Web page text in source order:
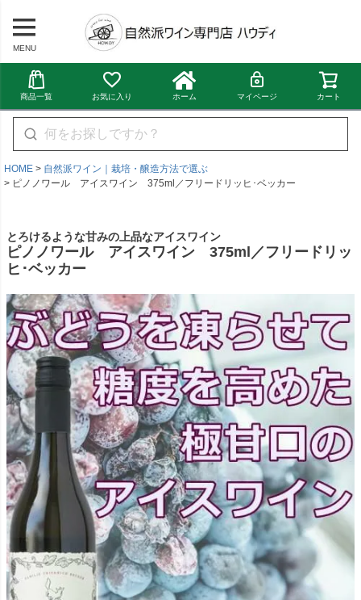
MENU
商品一覧 お気に入り ホーム マイページ カート
HOME
自然派ワイン｜栽培・醸造方法で選ぶ
ピノノワール アイスワイン 375ml／フリードリッヒ･ベッカー
とろけるような甘みの上品なアイスワイン
ピノノワール アイスワイン 375ml／フリードリッ
ヒ･ベッカー